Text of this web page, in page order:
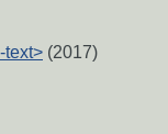
text> (2017)